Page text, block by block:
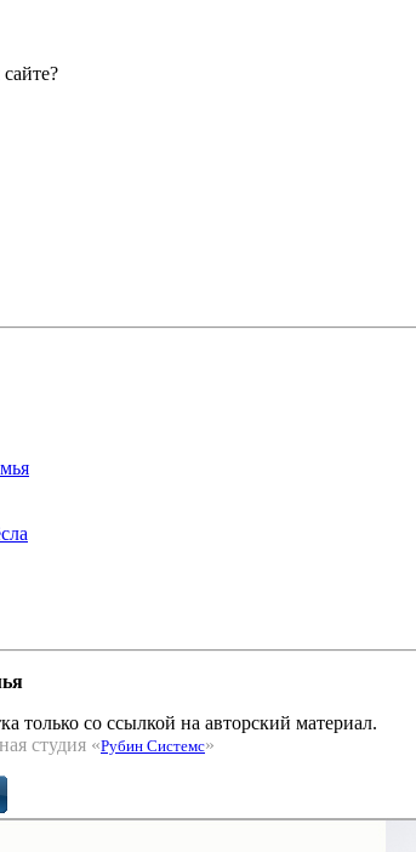
только со ссылкой на авторский материал.
студия «Рубин Системс»